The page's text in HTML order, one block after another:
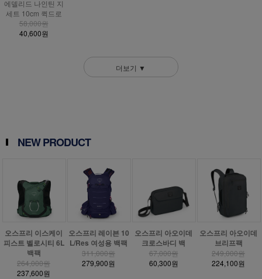
에델리드 나인틴 지
세트 10cm 퀵드로
58,000원
40,600원
더보기 ▼
NEW PRODUCT
오스프리 이스케이
피스트 벨로시티 6L
백팩
264,000원
237,600원
오스프리 레이븐 10
L/Res 여성용 백팩
311,000원
279,900원
오스프리 아오이데
크로스바디 백
67,000원
60,300원
오스프리 아오이데
브리프팩
249,000원
224,100원